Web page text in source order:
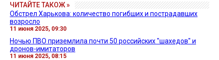
ЧИТАЙТЕ ТАКОЖ »
Обстрел Харькова: количество погибших и пострадавших
возросло
11 июня 2025, 09:30
Ночью ПВО приземлила почти 50 российских "шахедов" и
дронов-имитаторов
11 июня 2025, 08:15